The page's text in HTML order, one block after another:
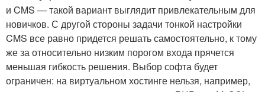
и CMS — такой вариант выглядит привлекательным для
новичков. С другой стороны задачи тонкой настройки
CMS все равно придется решать самостоятельно, к тому
же за относительно низким порогом входа прячется
меньшая гибкость решения. Выбор софта будет
ограничен: на виртуальном хостинге нельзя, например,